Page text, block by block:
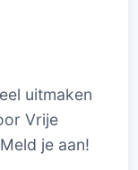
uitmaken
Vrije
je aan!